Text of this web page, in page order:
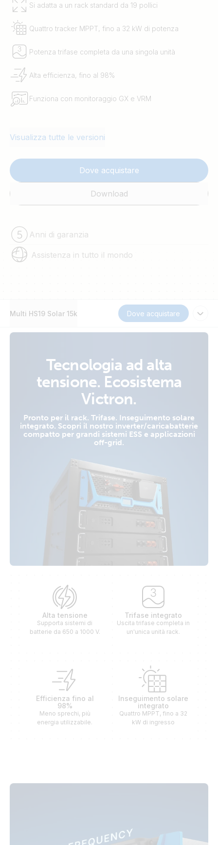
Si adatta a un rack standard da 19 pollici
Quattro tracker MPPT, fino a 32 kW di potenza
Potenza trifase completa da una singola unità
Alta efficienza, fino al 98%
Funziona con monitoraggio GX e VRM
Visualizza tutte le versioni
Dove acquistare
Download
Anni di garanzia
Assistenza in tutto il mondo
Multi HS19 Solar 15k Dove acquistare
Tecnologia ad alta
tensione. Ecosistema
Victron.
Pronto per il rack. Trifase. Inseguimento solare
integrato. Scopri il nostro inverter/caricabatterie
compatto per grandi sistemi ESS e applicazioni
off-grid.
Alta tensione
Supporta sistemi di
batterie da 650 a 1000 V.
Trifase integrato
Uscita trifase completa in
un'unica unità rack.
Efficienza fino al
98%
Meno sprechi, più
energia utilizzabile.
Inseguimento solare
integrato
Quattro MPPT, fino a 32
kW di ingresso